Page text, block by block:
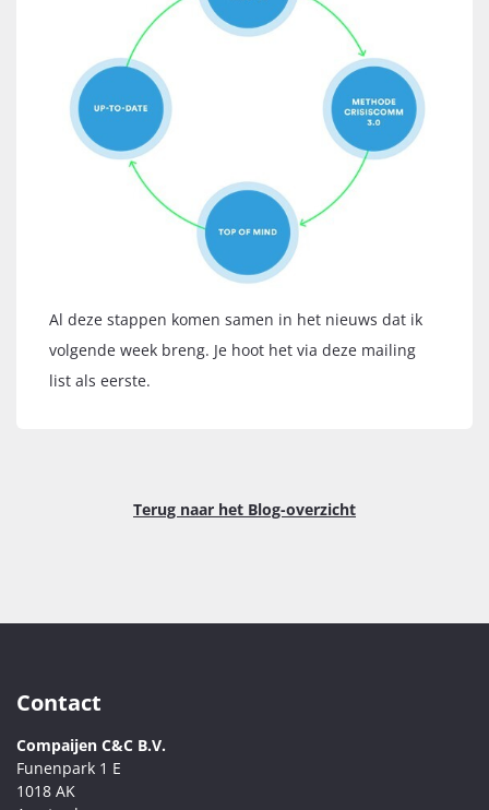
Al deze stappen komen samen in het nieuws dat ik
volgende week breng. Je hoot het via deze mailing
list als eerste.
Terug naar het Blog-overzicht
Contact
Compaijen C&C B.V.
Funenpark 1 E
1018 AK